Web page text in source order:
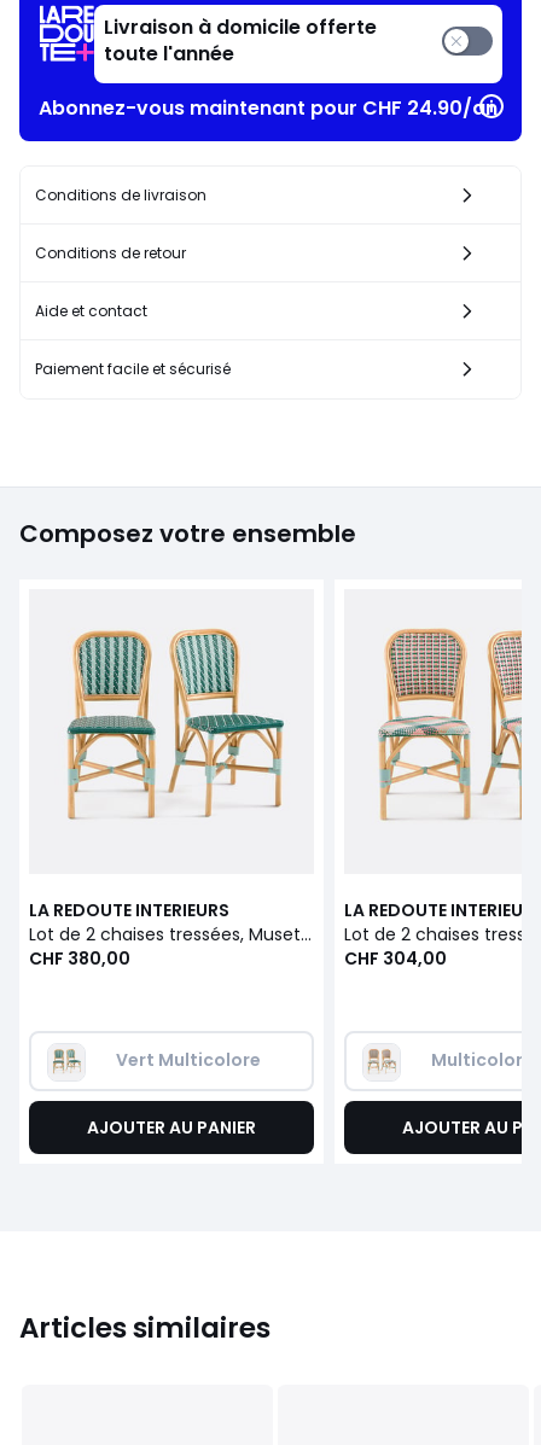
Livraison à domicile offerte
toute l'année
Abonnez-vous maintenant pour CHF 24.90/an​
Conditions de livraison
Conditions de retour
Aide et contact
Paiement facile et sécurisé
Composez votre ensemble
LA REDOUTE INTERIEURS
Lot de 2 chaises tressées, Musette
CHF 380,00
Vert Multicolore
AJOUTER AU PANIER
LA REDOUTE
CHF 304,00
Multicolore
AJOUTER AU
Articles similaires